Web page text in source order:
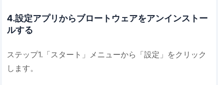
4.設定アプリからブロートウェアをアンインストー
ルする
ステップ1.「スタート」メニューから「設定」をクリック
します。